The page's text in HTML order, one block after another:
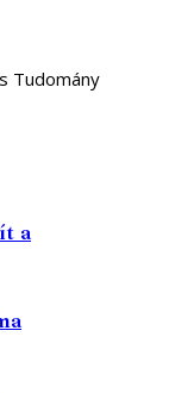
Tudomány
a